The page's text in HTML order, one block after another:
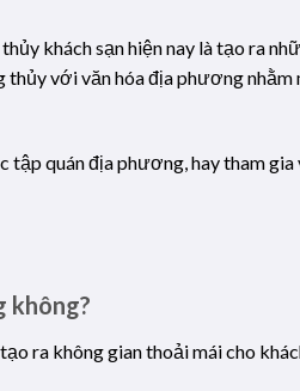
khách sạn hiện nay là tạo ra
với văn hóa địa phương nhằm
quán địa phương, hay tham
không?
ra không gian thoải mái cho